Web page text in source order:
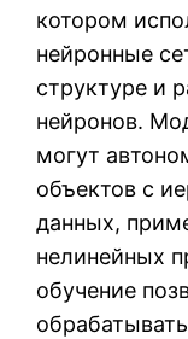
котором
нейронные
структуре и
нейронов.
могут
объектов с
данных,
нелинейных
обучение